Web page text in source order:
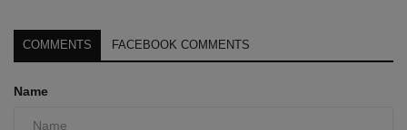
COMMENTS FACEBOOK COMMENTS
Name